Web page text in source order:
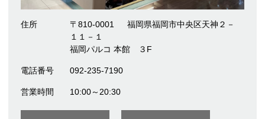
住所 〒810-0001
福岡県福岡市中央区天神２－
１１－１
福岡パルコ 本館 ３F
電話番号 092-235-7190
営業時間 10:00～20:30